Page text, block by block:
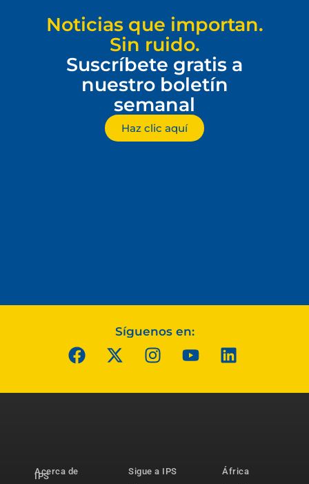
Noticias que importan.
Sin ruido.
Suscríbete gratis a
nuestro boletín
semanal
Haz clic aquí
Síguenos en:
Acerca de
IPS
Sigue a IPS
África